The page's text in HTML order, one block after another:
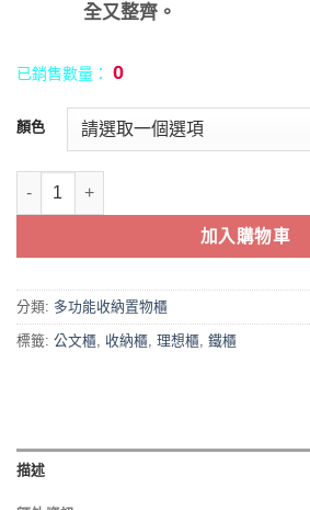
全又整齊。
已銷售數量： 0
顏色
單邊六抽屜鋼製公文櫃 | 收納櫃 | 鋼製理想
加入購物車
分類: 多功能收納置物櫃
標籤: 公文櫃 收納櫃 理想櫃 鐵櫃
描述